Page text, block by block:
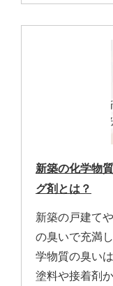
新築の化学物
グ剤とは？
新築の戸建て
の臭いで充満
学物質の臭い
塗料や接着剤